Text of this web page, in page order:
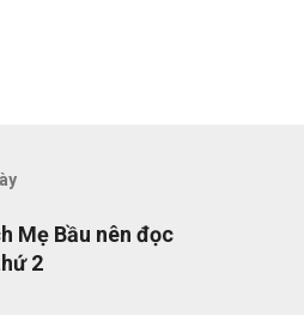
Mẹ Bầu nên đọc
2